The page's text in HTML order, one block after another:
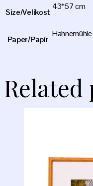
Size/Velikost
43*57 cm
Paper/Papír